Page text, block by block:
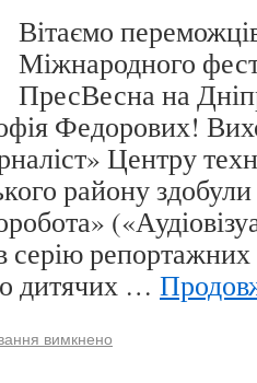
Вітаємо
Міжнародного
ПресВесна на
Федорових!
Центру
району здобули
дитячих …
вимкнено